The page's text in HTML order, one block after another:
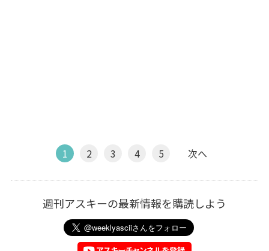
1 2 3 4 5 次へ
週刊アスキーの最新情報を購読しよう